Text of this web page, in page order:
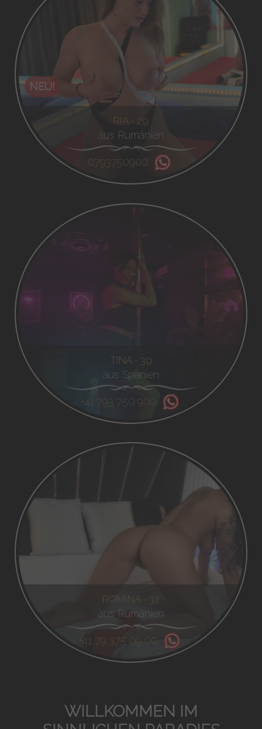
NEU!
RIA - 29
aus Rumänien
0793750900
TINA - 39
aus Spanien
+41 793 750 900
ROMINA - 32
aus Rumänien
+41 79 375 09 00
WILLKOMMEN IM